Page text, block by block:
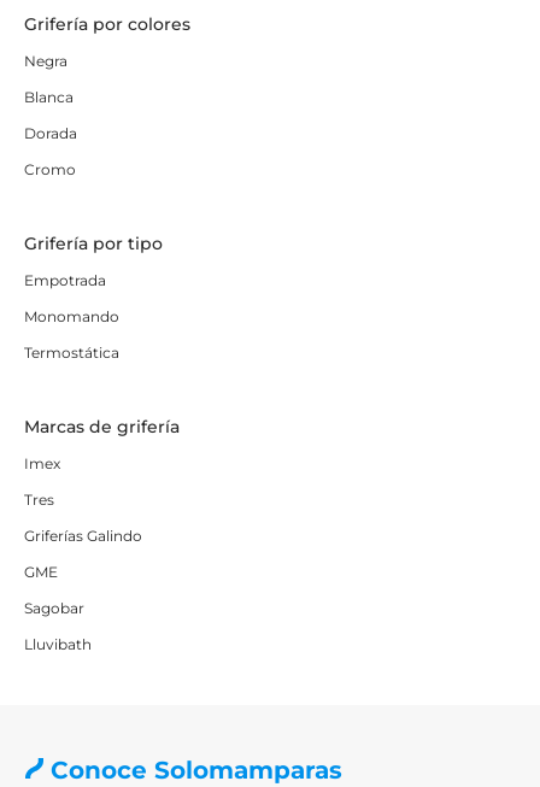
Grifería por colores
Negra
Blanca
Dorada
Cromo
Grifería por tipo
Empotrada
Monomando
Termostática
Marcas de grifería
Imex
Tres
Griferías Galindo
GME
Sagobar
Lluvibath
Conoce Solomamparas